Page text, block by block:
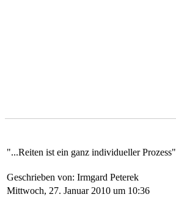
"...Reiten ist ein ganz individueller Prozess"
Geschrieben von: Irmgard Peterek
Mittwoch, 27. Januar 2010 um 10:36